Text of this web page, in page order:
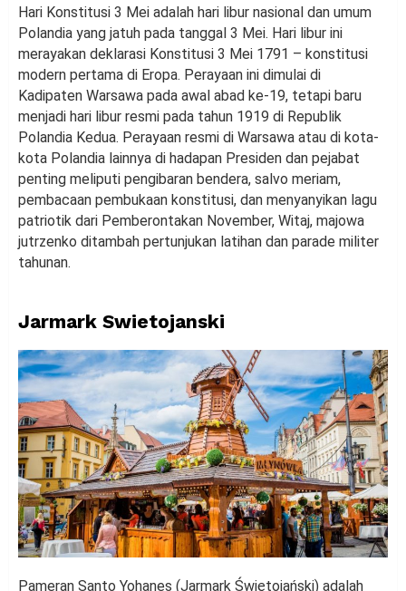
Hari Konstitusi 3 Mei adalah hari libur nasional dan umum
Polandia yang jatuh pada tanggal 3 Mei. Hari libur ini
merayakan deklarasi Konstitusi 3 Mei 1791 – konstitusi
modern pertama di Eropa. Perayaan ini dimulai di
Kadipaten Warsawa pada awal abad ke-19, tetapi baru
menjadi hari libur resmi pada tahun 1919 di Republik
Polandia Kedua. Perayaan resmi di Warsawa atau di kota-
kota Polandia lainnya di hadapan Presiden dan pejabat
penting meliputi pengibaran bendera, salvo meriam,
pembacaan pembukaan konstitusi, dan menyanyikan lagu
patriotik dari Pemberontakan November, Witaj, majowa
jutrzenko ditambah pertunjukan latihan dan parade militer
tahunan.
Jarmark Swietojanski
Pameran Santo Yohanes (Jarmark Świętojański) adalah